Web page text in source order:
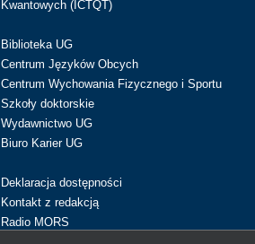
Kwantowych (ICTQT)
Biblioteka UG
Centrum Języków Obcych
Centrum Wychowania Fizycznego i Sportu
Szkoły doktorskie
Wydawnictwo UG
Biuro Karier UG
Deklaracja dostępności
Kontakt z redakcją
Radio MORS